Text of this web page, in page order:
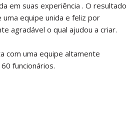
em suas experiência . O resultado
uma equipe unida e feliz por
agradável o qual ajudou a criar.
com uma equipe altamente
funcionários.